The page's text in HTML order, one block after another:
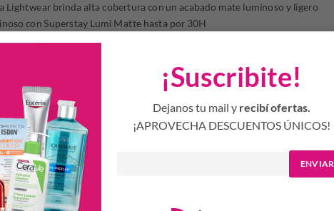
¡Suscribite!
Dejanos tu mail y recibí ofertas.
¡APROVECHA DESCUENTOS ÚNICOS!
ENVIAR
Lightwear brinda alta cobertura con un acabado mate luminoso y ligero
con Superstay Lumi Matte hasta por 30H
yemas de los dedos, con una esponja o usando un blender
Productos Relacionados